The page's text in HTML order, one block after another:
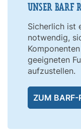
UNSER BARF
Sicherlich ist
notwendig,
geeigneten
aufzustellen.
ZUM BARF-